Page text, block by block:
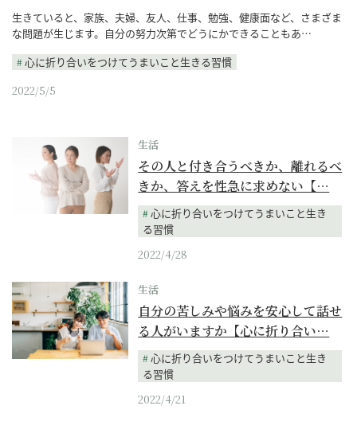
生きていると、家族、夫婦、友人、仕事、勉強、健康面など、さまざま
な問題が生じます。自分の努力次第でどうにかできることもあ…
心に折り合いをつけてうまいこと生きる習慣
2022/5/5
生活
その人と付き合うべきか、離れるべ
きか、答えを性急に求めない【…
心に折り合いをつけてうまいこと生き
る習慣
2022/4/28
生活
自分の苦しみや悩みを安心して話せ
る人がいますか【心に折り合い…
心に折り合いをつけてうまいこと生き
る習慣
2022/4/21